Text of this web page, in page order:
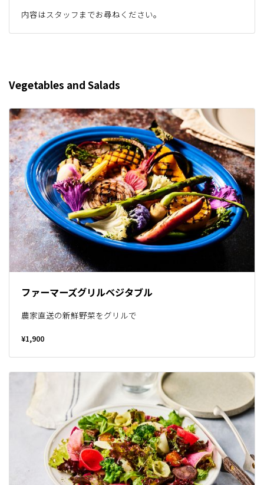
内容はスタッフまでお尋ねください。
Vegetables and Salads
ファーマーズグリルベジタブル
農家直送の新鮮野菜をグリルで
¥1,900